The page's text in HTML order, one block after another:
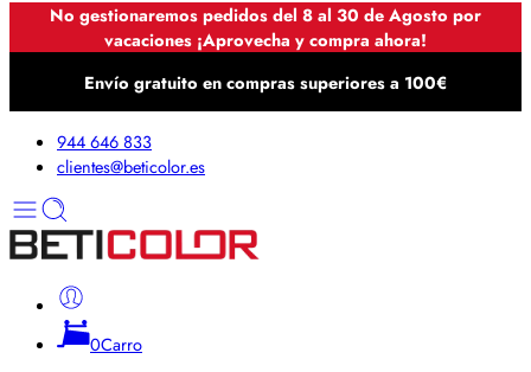
No gestionaremos pedidos del 8 al 30 de Agosto por
vacaciones ¡Aprovecha y compra ahora!
Envío gratuito en compras superiores a 100€
944 646 833
clientes@beticolor.es
0Carro